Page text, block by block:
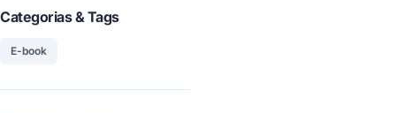
Categorias & Tags
E-book